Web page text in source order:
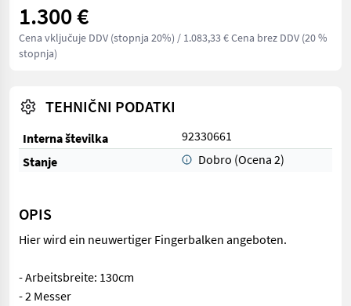
1.300 €
Cena vključuje DDV (stopnja 20%) / 1.083,33 € Cena brez DDV (20 %
stopnja)
TEHNIČNI PODATKI
Interna številka
92330661
Stanje
Dobro (Ocena 2)
OPIS
Hier wird ein neuwertiger Fingerbalken angeboten.
- Arbeitsbreite: 130cm
- 2 Messer